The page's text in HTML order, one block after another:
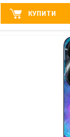
КУПИТИ